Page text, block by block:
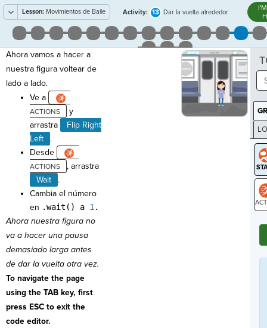
Lesson: Movimientos de Baile Activity: 13 Dar la vuelta alrededor
Ahora vamos a hacer a
nuestra figura voltear de
lado a lado.
Ve a
y
arrastra
Flip Right
Left
.
Desde
, arrastra
Wait
.
Cambia el número
en .wait() a 1 .
Ahora nuestra figura no
va a hacer una pausa
demasiado larga antes
de dar la vuelta otra vez.
To navigate the page
using the TAB key, first
press ESC to exit the
code editor.